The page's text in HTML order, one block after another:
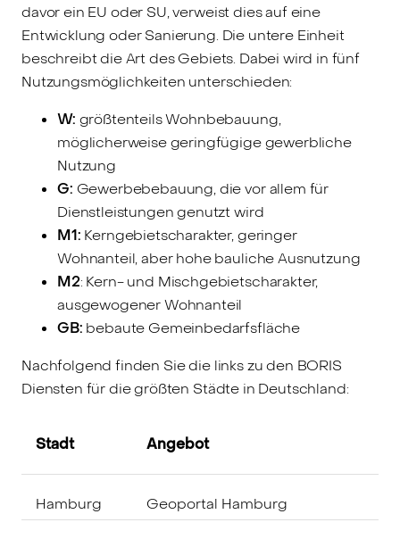
davor ein EU oder SU, verweist dies auf eine
Entwicklung oder Sanierung. Die untere Einheit
beschreibt die Art des Gebiets. Dabei wird in fünf
Nutzungsmöglichkeiten unterschieden:
W: größtenteils Wohnbebauung,
möglicherweise geringfügige gewerbliche
Nutzung
G: Gewerbebebauung, die vor allem für
Dienstleistungen genutzt wird
M1: Kerngebietscharakter, geringer
Wohnanteil, aber hohe bauliche Ausnutzung
M2: Kern- und Mischgebietscharakter,
ausgewogener Wohnanteil
GB: bebaute Gemeinbedarfsfläche
Nachfolgend finden Sie die links zu den BORIS
Diensten für die größten Städte in Deutschland:
Stadt Angebot
Hamburg Geoportal Hamburg